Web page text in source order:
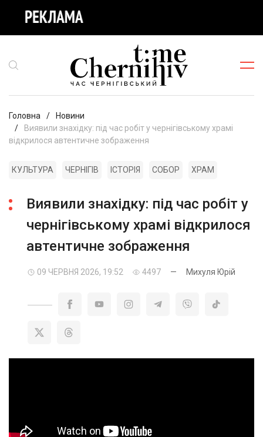
Головна
Новини
Виявили знахідку: під час робіт у чернігівському храмі
відкрилося автентичне зображення
КУЛЬТУРА ЧЕРНІГІВ ІСТОРІЯ СОБОР ХРАМ
Виявили знахідку: під час робіт у
чернігівському храмі відкрилося
автентичне зображення
09 ЧЕРВНЯ 2026, 19:52 4497 — Михуля Юрій